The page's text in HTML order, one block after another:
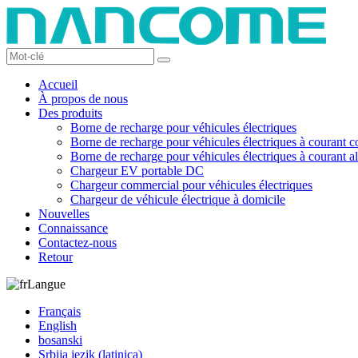
Accueil
À propos de nous
Des produits
Borne de recharge pour véhicules électriques
Borne de recharge pour véhicules électriques à courant
Borne de recharge pour véhicules électriques à courant
Chargeur EV portable DC
Chargeur commercial pour véhicules électriques
Chargeur de véhicule électrique à domicile
Nouvelles
Connaissance
Contactez-nous
Retour
Langue
Français
English
bosanski
Srbija jezik (latinica)